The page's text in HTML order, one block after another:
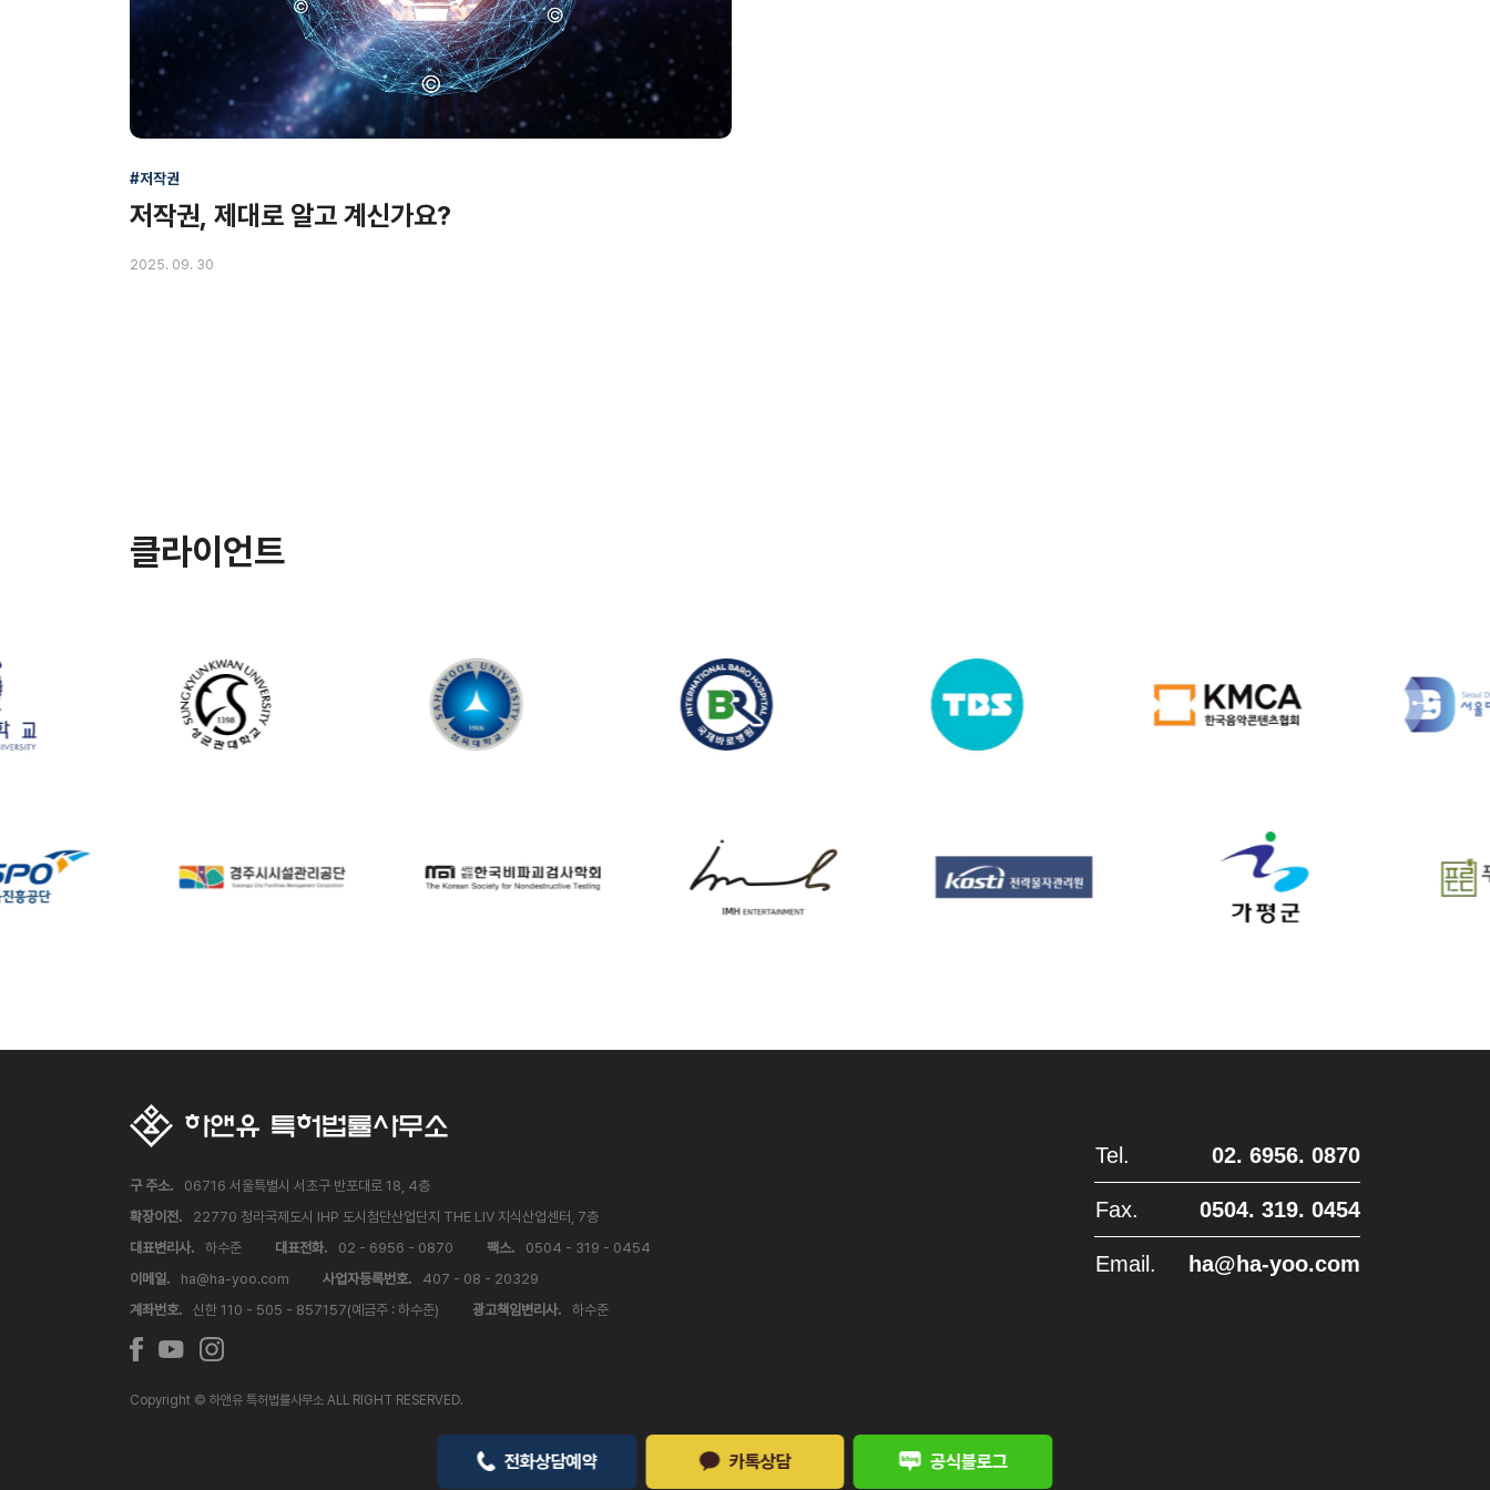
전화상담예약 카톡상담 공식블로그
#저작권
저작권, 제대로 알고 계신가요?
2025. 09. 30
클라이언트
구 주소.
06716 서울특별시 서초구 반포대로 18, 4층
확장이전.
22770 청라국제도시 IHP 도시첨단산업단지 THE LIV 지식산업센터, 7층
대표변리사.
하수준 대표전화. 02 - 6956 - 0870 팩스.
0504 - 319 - 0454
이메일.
ha@ha-yoo.com 사업자등록번호.
407 - 08 - 20329
계좌번호.
신한 110 - 505 - 857157(예금주 : 하수준) 광고책임변리사. 하수준
Copyright © 하앤유 특허법률사무소 ALL RIGHT RESERVED.
Tel. 02. 6956. 0870
Fax. 0504. 319. 0454
Email. ha@ha-yoo.com